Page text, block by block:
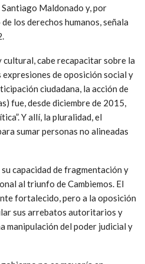
Maldonado y, por
los derechos humanos, señala
cabe recapacitar sobre la
de oposición social y
ciudadana, la acción de
fue, desde diciembre de 2015,
Y allí, la pluralidad, el
sumar personas no alineadas
capacidad de fragmentación y
al triunfo de Cambiemos. El
fortalecido, pero a la oposición
sus arrebatos autoritarios y
manipulación del poder judicial y